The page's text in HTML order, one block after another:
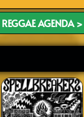
REGGAE AGENDA >